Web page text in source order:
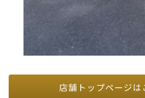
店舗トップページは